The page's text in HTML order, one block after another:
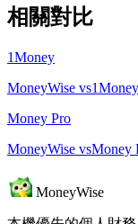
相關對比
1Money
MoneyWise vs1Money
Money Pro
MoneyWise vsMoney
MoneyWise